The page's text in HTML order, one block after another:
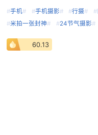
#手机# #手机摄影# #行摄# #
#米拍一张封神# #24节气摄影#
60.13